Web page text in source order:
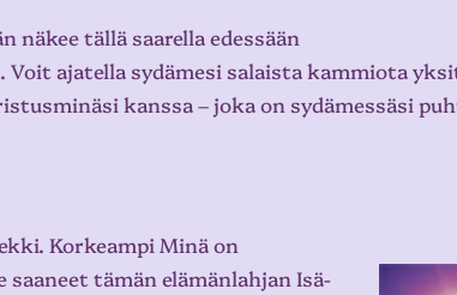
näkee tällä saarella edessään
ajatella sydämesi salaista kammiota
kanssa – joka on sydämessäsi
Korkeampi Minä on
tämän elämänlahjan Isä-